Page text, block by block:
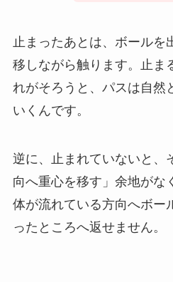
止まったあとは、ボールを
移しながら触ります。止
れがそろうと、パスは自然
いくんです。
逆に、止まれていないと、
向へ重心を移す」余地がな
体が流れている方向へボー
ったところへ返せません。